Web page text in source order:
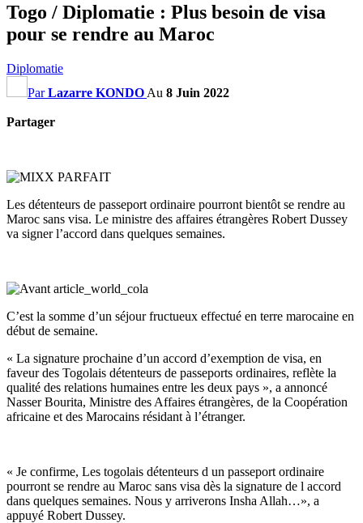
Togo / Diplomatie : Plus besoin de visa
pour se rendre au Maroc
Diplomatie
ParLazarre KONDO Au 8 Juin 2022
Partager
Les détenteurs de passeport ordinaire pourront bientôt se rendre au
Maroc sans visa. Le ministre des affaires étrangères Robert Dussey
va signer l’accord dans quelques semaines.
C’est la somme d’un séjour fructueux effectué en terre marocaine en
début de semaine.
« La signature prochaine d’un accord d’exemption de visa, en
faveur des Togolais détenteurs de passeports ordinaires, reflète la
qualité des relations humaines entre les deux pays », a annoncé
Nasser Bourita, Ministre des Affaires étrangères, de la Coopération
africaine et des Marocains résidant à l’étranger.
« Je confirme, Les togolais détenteurs d un passeport ordinaire
pourront se rendre au Maroc sans visa dès la signature de l accord
dans quelques semaines. Nous y arriverons Insha Allah…», a
appuyé Robert Dussey.